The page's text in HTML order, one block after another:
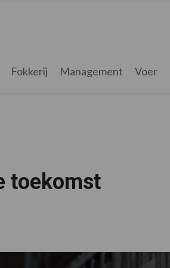
Fokkerij Management Voer
toekomst